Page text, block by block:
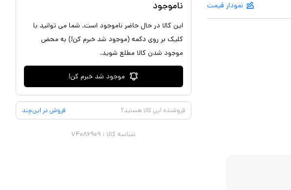
نمودار قیمت ناموجود
این کالا در حال حاضر ناموجود است. شما می توانید با
کلیک بر روی دکمه (موجود شد خبرم کن!) به محض
موجود شدن کالا مطلع شوید.
موجود شد خبرم کن!
فروشنده این کالا هستید؟ فروش در این‌چند
شناسه کالا : ۷۴۰۸۶۹۰۹